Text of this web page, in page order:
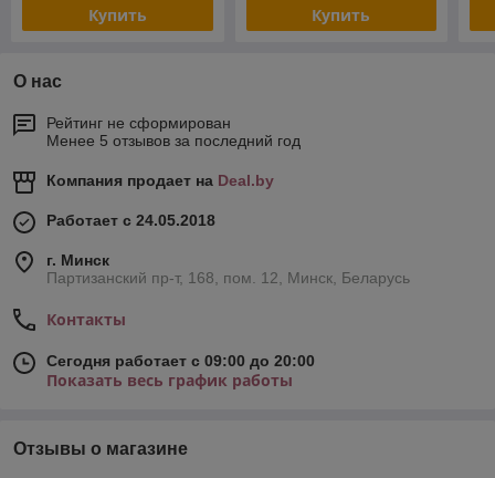
Купить Купить
О нас
Рейтинг не сформирован
Менее 5 отзывов за последний год
Компания продает на Deal.by
Работает с 24.05.2018
г. Минск
Партизанский пр-т, 168, пом. 12, Минск, Беларусь
Контакты
Сегодня работает с 09:00 до 20:00
Показать весь график работы
Отзывы о магазине